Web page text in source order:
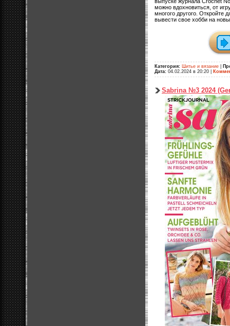
можно вдохновиться, от
многого другого. Откройте
вывести свое хобби на
Категория: Шитье и вязание
Дата: 04.02.2024 в 20:20
Sabrina №3 2024